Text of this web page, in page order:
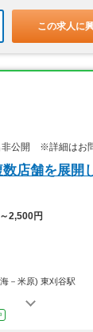
この求人に
公開 ※詳細はお
店舗を展開
2,500円
－米原) 東刈谷駅